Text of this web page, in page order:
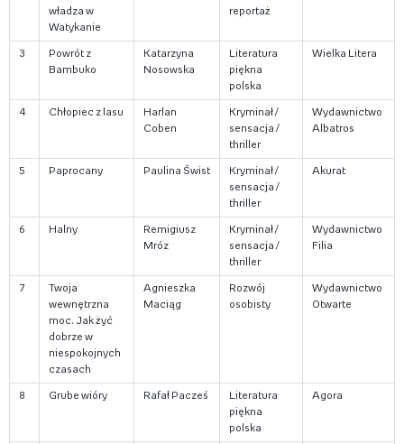
władza w
Watykanie
reportaż
3
Powrót z
Bambuko
Katarzyna
Nosowska
Literatura
piękna
polska
Wielka Litera
4 Chłopiec z lasu
Harlan
Coben
Kryminał /
sensacja /
thriller
Wydawnictwo
Albatros
5 Paprocany Paulina Świst
Kryminał /
sensacja /
thriller
Akurat
6 Halny
Remigiusz
Mróz
Kryminał /
sensacja /
thriller
Wydawnictwo
Filia
7
Twoja
wewnętrzna
moc. Jak żyć
dobrze w
niespokojnych
czasach
Agnieszka
Maciąg
Rozwój
osobisty
Wydawnictwo
Otwarte
8 Grube wióry Rafał Pacześ
Literatura
piękna
polska
Agora